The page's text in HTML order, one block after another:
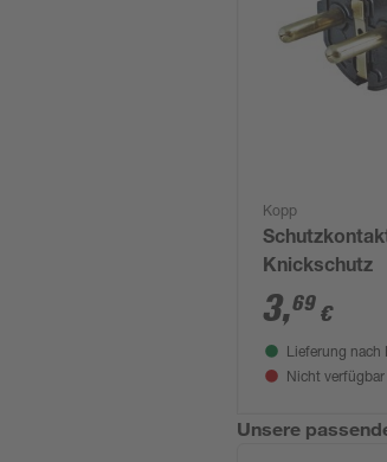
Kopp
Knickschutz
3,69 €
Lieferung nach
Nicht verfügbar
Unsere